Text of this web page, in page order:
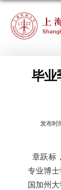
毕业
发布时
章跃标，
专业博士
国加州